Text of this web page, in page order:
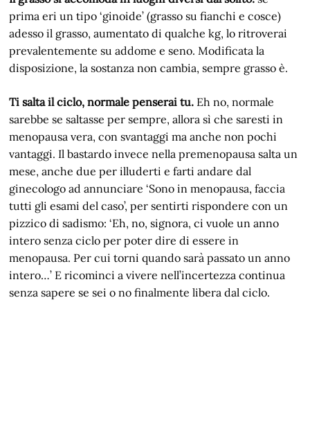
prima eri un tipo ‘ginoide’ (grasso su fianchi e cosce)
adesso il grasso, aumentato di qualche kg, lo ritroverai
prevalentemente su addome e seno. Modificata la
disposizione, la sostanza non cambia, sempre grasso è.
Ti salta il ciclo, normale penserai tu. Eh no, normale
sarebbe se saltasse per sempre, allora sì che saresti in
menopausa vera, con svantaggi ma anche non pochi
vantaggi. Il bastardo invece nella premenopausa salta un
mese, anche due per illuderti e farti andare dal
ginecologo ad annunciare ‘Sono in menopausa, faccia
tutti gli esami del caso’, per sentirti rispondere con un
pizzico di sadismo: ‘Eh, no, signora, ci vuole un anno
intero senza ciclo per poter dire di essere in
menopausa. Per cui torni quando sarà passato un anno
intero…’ E ricominci a vivere nell’incertezza continua
senza sapere se sei o no finalmente libera dal ciclo.